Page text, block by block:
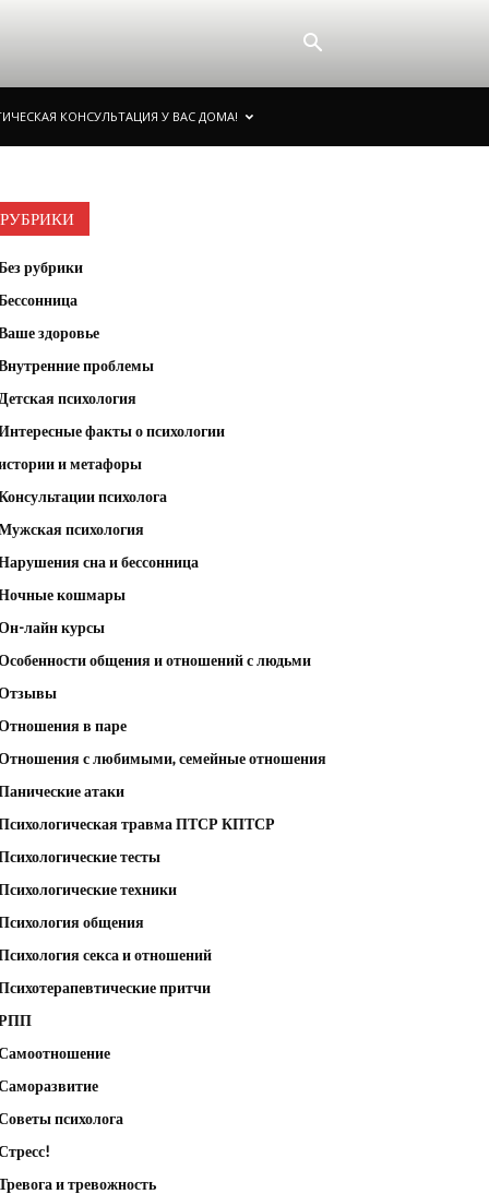
КОНСУЛЬТАЦИЯ У ВАС ДОМА!
РУБРИКИ
рубрики
здоровье
проблемы
Детская психология
факты о психологии
и метафоры
психолога
психология
сна и бессонница
кошмары
лайн курсы
общения и отношений с людьми
в паре
с любимыми, семейные отношения
атаки
травма ПТСР КПТСР
тесты
техники
общения
секса и отношений
притчи
психолога
и тревожность